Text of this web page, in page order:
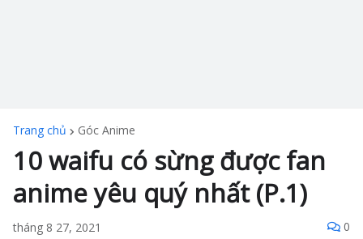
Trang chủ Góc Anime
10 waifu có sừng được fan
anime yêu quý nhất (P.1)
tháng 8 27, 2021 0